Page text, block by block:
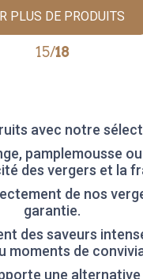
PLUS DE PRODUITS
15/18
avec notre
pamplemousse
des vergers et la
de nos
garantie.
des saveurs
moments de
une